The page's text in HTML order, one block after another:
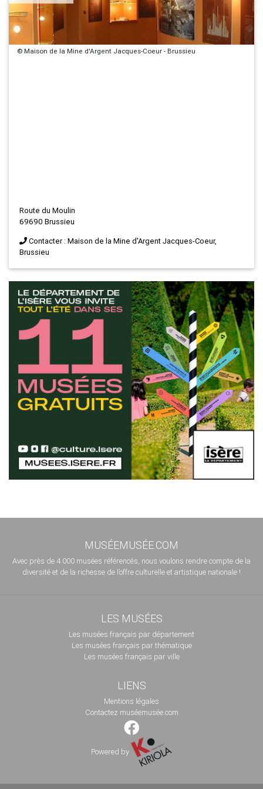
© Maison de la Mine d'Argent Jacques-Coeur - Brussieu
Route du Moulin
69690 Brussieu
Contacter : Maison de la Mine d'Argent Jacques-Coeur,
Brussieu
MUSÉEMUSÉE.COM
Avec près de 4 000 musées référencés, nous voulons rendre compte de la
diversité et de la richesse de l’offre culturelle et artistique nationale !
LES MUSÉES
Les musées français par département
Les musées français par thématique
Les musées français par ville
LIENS
Mentions légales
Contactez muséemusée.com
Powered by